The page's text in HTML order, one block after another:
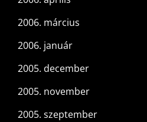
2006. március
2006. január
2005. december
2005. november
2005. szeptember